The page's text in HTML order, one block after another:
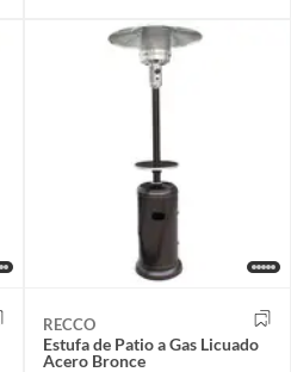
RECCO
Estufa de Patio a Gas Licuado
Acero Bronce